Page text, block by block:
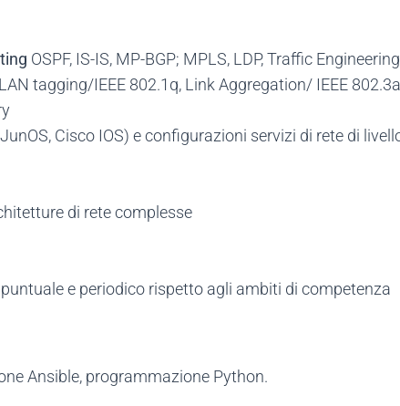
OSPF, IS-IS, MP-BGP; MPLS, LDP, Traffic
tagging/IEEE 802.1q, Link Aggregation/ IEEE
Cisco IOS) e configurazioni servizi di rete di
di rete complesse
e periodico rispetto agli ambiti di competenza
Ansible, programmazione Python.